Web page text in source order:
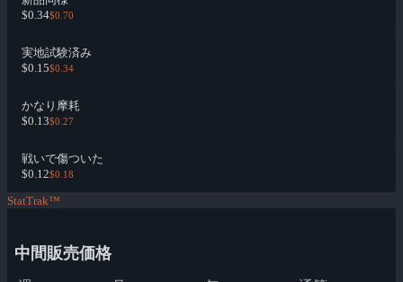
$0.34$0.70
実地試験済み
$0.15$0.34
かなり摩耗
$0.13$0.27
戦いで傷ついた
$0.12$0.18
StatTrak™
中間販売価格